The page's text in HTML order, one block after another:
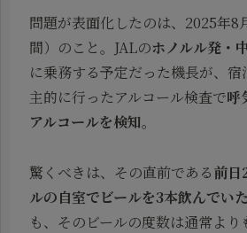
問題が表面化したのは、2025年8
間）のこと。JALのホノルル発・
に乗務する予定だった機長が、宿
主的に行ったアルコール検査で呼
アルコールを検知。
驚くべきは、その直前である前日
ルの自室でビールを3本飲んでいた
も、そのビールの度数は通常よ